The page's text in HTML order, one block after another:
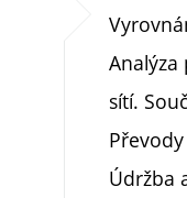
sítí.
Údržba